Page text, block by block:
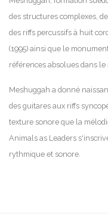
des structures complexes,
des riffs percussifs à huit
(1995) ainsi que le
références absolues dans le
Meshuggah a donné
des guitares aux riffs
texture sonore que la
Animals as Leaders
rythmique et sonore.